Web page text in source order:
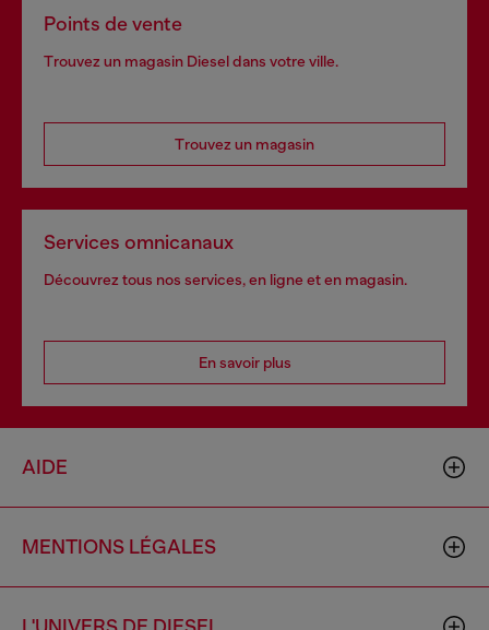
Points de vente
Trouvez un magasin Diesel dans votre ville.
Trouvez un magasin
Services omnicanaux
Découvrez tous nos services, en ligne et en magasin.
En savoir plus
AIDE
MENTIONS LÉGALES